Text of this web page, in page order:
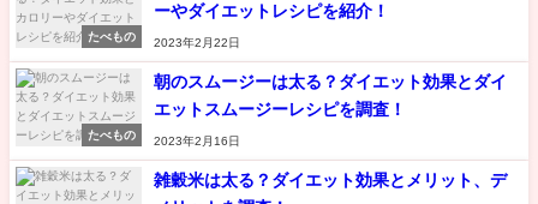
たべもの
ーやダイエットレシピを紹介！
2023年2月22日
たべもの
朝のスムージーは太る？ダイエット効果とダイ
エットスムージーレシピを調査！
2023年2月16日
雑穀米は太る？ダイエット効果とメリット、デ